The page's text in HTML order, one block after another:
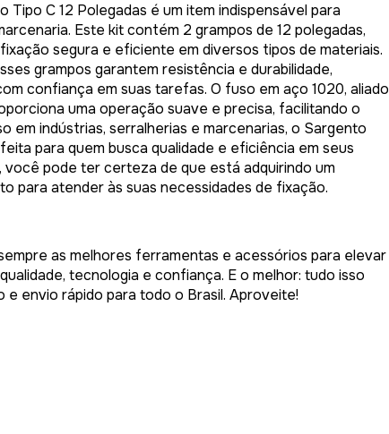
C 12 Polegadas é um item indispensável para
Este kit contém 2 grampos de 12 polegadas,
segura e eficiente em diversos tipos de materiais.
grampos garantem resistência e durabilidade,
confiança em suas tarefas. O fuso em aço 1020, aliado
uma operação suave e precisa, facilitando o
em indústrias, serralherias e marcenarias, o Sargento
para quem busca qualidade e eficiência em seus
você pode ter certeza de que está adquirindo um
para atender às suas necessidades de fixação.
as melhores ferramentas e acessórios para elevar
tecnologia e confiança. E o melhor: tudo isso
envio rápido para todo o Brasil. Aproveite!